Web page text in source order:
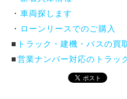
・ 車両探します
・
ローンリースでのご購入
■ トラック・建機・バスの買
■営業ナンバー対応のトラッ